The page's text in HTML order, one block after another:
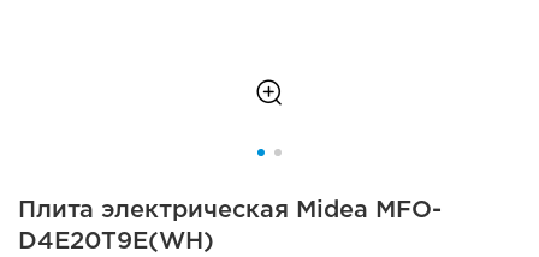
Плита электрическая Midea MFO-
D4E20T9E(WH)